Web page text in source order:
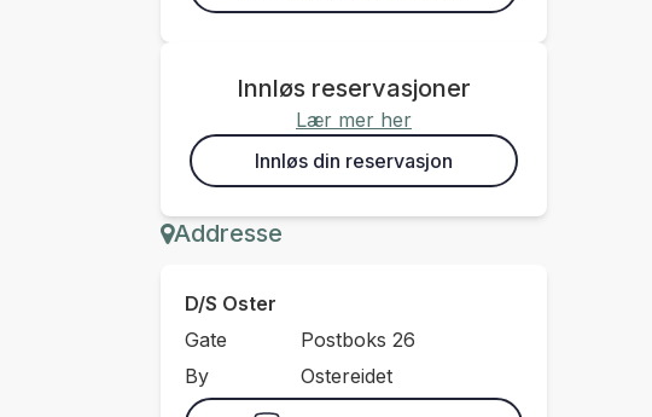
Innløs reservasjoner
Lær mer her
Innløs din reservasjon
Addresse
D/S Oster
Gate
Postboks 26
By
Ostereidet